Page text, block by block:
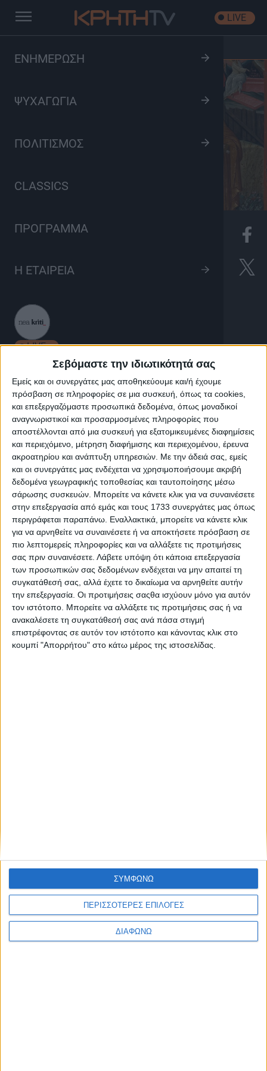
Σεβόμαστε την ιδιωτικότητά σας
Εμείς και οι συνεργάτες μας αποθηκεύουμε και/ή έχουμε
πρόσβαση σε πληροφορίες σε μια συσκευή, όπως τα cookies,
και επεξεργαζόμαστε προσωπικά δεδομένα, όπως μοναδικοί
αναγνωριστικοί και προσαρμοσμένες πληροφορίες που
αποστέλλονται από μια συσκευή για εξατομικευμένες διαφημίσεις
και περιεχόμενο, μέτρηση διαφήμισης και περιεχομένου, έρευνα
ακροατηρίου και ανάπτυξη υπηρεσιών. Με την άδειά σας, εμείς
και οι συνεργάτες μας ενδέχεται να χρησιμοποιήσουμε ακριβή
δεδομένα γεωγραφικής τοποθεσίας και ταυτοποίησης μέσω
σάρωσης συσκευών. Μπορείτε να κάνετε κλικ για να συναινέσετε
στην επεξεργασία από εμάς και τους 1733 συνεργάτες μας όπως
περιγράφεται παραπάνω. Εναλλακτικά, μπορείτε να κάνετε κλικ
για να αρνηθείτε να συναινέσετε ή να αποκτήσετε πρόσβαση σε
πιο λεπτομερείς πληροφορίες και να αλλάξετε τις προτιμήσεις
σας πριν συναινέσετε. Λάβετε υπόψη ότι κάποια επεξεργασία
των προσωπικών σας δεδομένων ενδέχεται να μην απαιτεί τη
συγκατάθεσή σας, αλλά έχετε το δικαίωμα να αρνηθείτε αυτήν
την επεξεργασία. Οι προτιμήσεις σαςθα ισχύουν μόνο για αυτόν
τον ιστότοπο. Μπορείτε να αλλάξετε τις προτιμήσεις σας ή να
ανακαλέσετε τη συγκατάθεσή σας ανά πάσα στιγμή
επιστρέφοντας σε αυτόν τον ιστότοπο και κάνοντας κλικ στο
κουμπί "Απορρήτου" στο κάτω μέρος της ιστοσελίδας.
ΠΕΡΙΣΣΟΤΕΡΕΣ ΕΠΙΛΟΓΕΣ
ΔΙΑΦΩΝΩ
ΣΥΜΦΩΝΩ
ΕΝΗΜΕΡΩΣΗ
ΨΥΧΑΓΩΓΙΑ
ΠΟΛΙΤΙΣΜΟΣ
CLASSICS
ΠΡΟΓΡΑΜΜΑ
Η ΕΤΑΙΡΕΙΑ
LIVE
LIVE
K Πολιτισμός
Επιτάφιος
Επιτάφιος
Ο Ανδρέας Γιακουμάκης με τους μουσικούς, στο
μουσείο Χριστιανικής Τέχνης μας παρουσιάζει τα
Εγκώμια του Επιταφίου θρήνου που πάντοτε
καταπραύνουν την ψυχή των πιστών.